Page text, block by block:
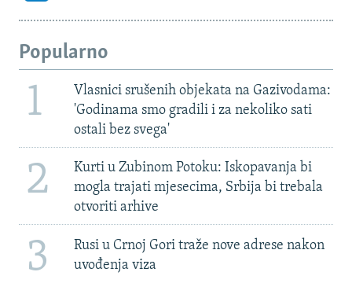
Popularno
1
Vlasnici srušenih objekata na Gazivodama:
'Godinama smo gradili i za nekoliko sati
ostali bez svega'
2
Kurti u Zubinom Potoku: Iskopavanja bi
mogla trajati mjesecima, Srbija bi trebala
otvoriti arhive
3
Rusi u Crnoj Gori traže nove adrese nakon
uvođenja viza